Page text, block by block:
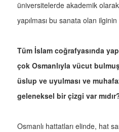
üniversitelerde akademik
yapılması bu sanata olan ilginin
Tüm İslam coğrafyasında
çok Osmanlıyla vücut
üslup ve uyulması ve
geleneksel bir çizgi var
Osmanlı hattatları elinde, hat